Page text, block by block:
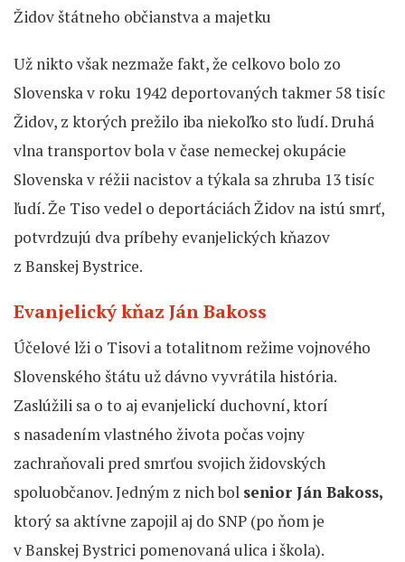
Židov štátneho občianstva a majetku
Už nikto však nezmaže fakt, že celkovo bolo zo
Slovenska v roku 1942 deportovaných takmer 58 tisíc
Židov, z ktorých prežilo iba niekoľko sto ľudí. Druhá
vlna transportov bola v čase nemeckej okupácie
Slovenska v réžii nacistov a týkala sa zhruba 13 tisíc
ľudí. Že Tiso vedel o deportáciách Židov na istú smrť,
potvrdzujú dva príbehy evanjelických kňazov
z Banskej Bystrice.
Evanjelický kňaz Ján Bakoss
Účelové lži o Tisovi a totalitnom režime vojnového
Slovenského štátu už dávno vyvrátila história.
Zaslúžili sa o to aj evanjelickí duchovní, ktorí
s nasadením vlastného života počas vojny
zachraňovali pred smrťou svojich židovských
spoluobčanov. Jedným z nich bol senior Ján Bakoss,
ktorý sa aktívne zapojil aj do SNP (po ňom je
v Banskej Bystrici pomenovaná ulica i škola).